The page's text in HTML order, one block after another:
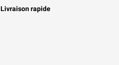
Livraison rapide